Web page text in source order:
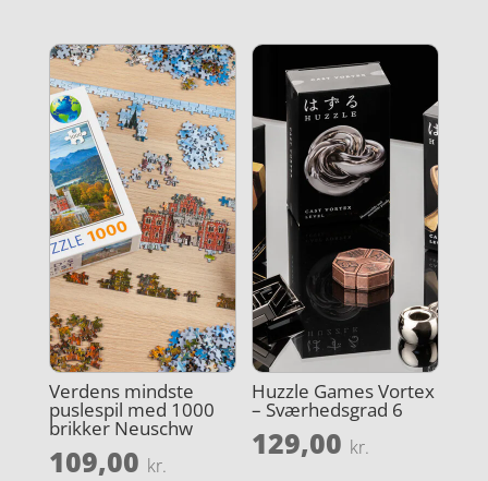
Verdens mindste
puslespil med 1000
brikker Neuschw
109,00 kr.
Huzzle Games Vortex
– Sværhedsgrad 6
129,00 kr.